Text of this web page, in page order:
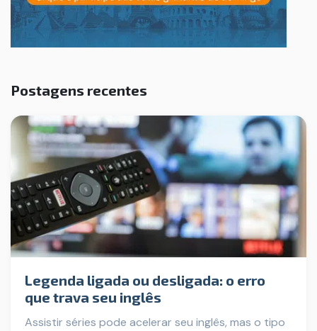
Postagens recentes
Legenda ligada ou desligada: o erro
que trava seu inglês
Assistir séries pode acelerar seu inglês, mas o tipo